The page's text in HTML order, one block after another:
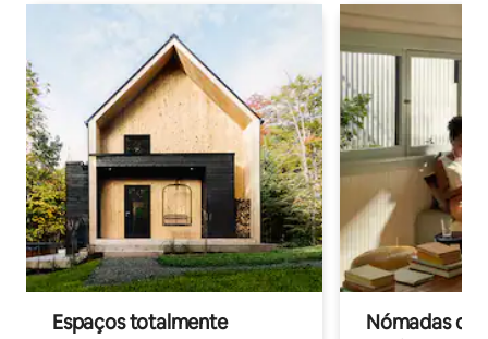
Espaços totalmente
Nómadas